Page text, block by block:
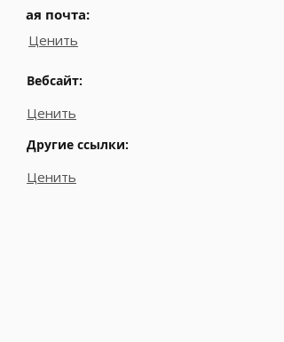
ая почта:
Ценить
Вебсайт:
Ценить
Другие ссылки:
Ценить